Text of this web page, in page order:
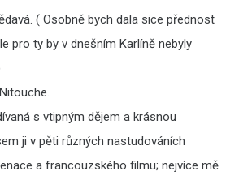
( Osobně bych dala sice přednost
pro ty by v dnešním Karlíně nebyly
s vtipným dějem a krásnou
ji v pěti různých nastudováních
a francouzského filmu; nejvíce mě